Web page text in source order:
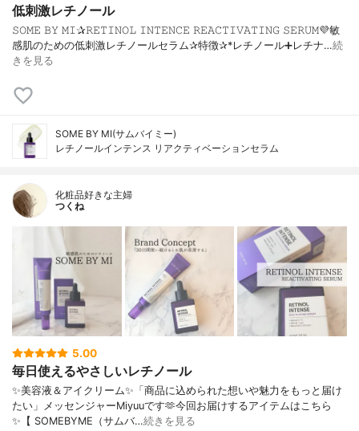
低刺激レチノール
𝚂𝙾𝙼𝙴 𝙱𝚈 𝙼𝙸✰𝚁𝙴𝚃𝙸𝙽𝙾𝙻 𝙸𝙽𝚃𝙴𝙽𝙲𝙴 𝚁𝙴𝙰𝙲𝚃𝙸𝚅𝙰𝚃𝙸𝙽𝙶 𝚂𝙴𝚁𝚄𝙼💜敏
感肌のための低刺激レチノールセラム✰︎特徴✰︎*レチノール➕レチナ…続
きを見る
SOME BY MI(サムバイミー)
レチノールインテンス リアクティベーションセラム
化粧品好きな主婦
つくね
5.00
毎日使えるやさしいレチノール
✨美容液＆アイクリーム✨「商品に込められた想いや魅力をもっと届け
たい」メッセンジャーMiyuuです🫶今回お届けするアイテムはこちら
✨【 SOMEBYME（サムバ…続きを見る